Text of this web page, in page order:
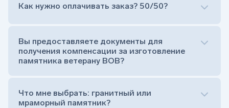
Сам комплект памятника:
Тумба (постамент, на который при помощи
штыря устанавливается стела)
Цветник (обрамление могилки, бывает, что
Обработка и сверловка комплекта
Расположение символа веры (крестик или
Как нужно оплачивать заказ? 50/50?
Вы предоставляете документы для
получения компенсации за изготовление
памятника ветерану ВОВ?
Что мне выбрать: гранитный или
мраморный памятник?